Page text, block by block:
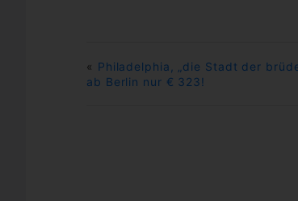
« Philadelphia, „die Stadt der
ab Berlin nur € 323!